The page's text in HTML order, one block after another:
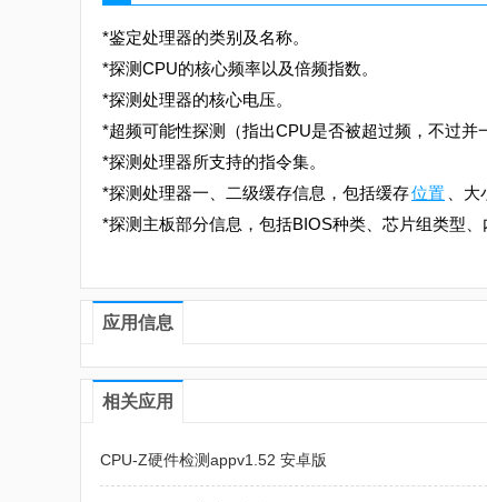
*鉴定处理器的类别及名称。
*探测CPU的核心频率以及倍频指数。
*探测处理器的核心电压。
*超频可能性探测（指出CPU是否被超过频，不过并
*探测处理器所支持的指令集。
*探测处理器一、二级缓存信息，包括缓存位置
、
*探测主板部分信息，包括BIOS种类、芯片组类型、
应用信息
相关应用
CPU-Z硬件检测appv1.52 安卓版